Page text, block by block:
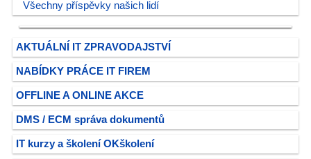
Všechny příspěvky našich lidí
AKTUÁLNÍ IT ZPRAVODAJSTVÍ
NABÍDKY PRÁCE IT FIREM
OFFLINE A ONLINE AKCE
DMS / ECM správa dokumentů
IT kurzy a školení OKškolení